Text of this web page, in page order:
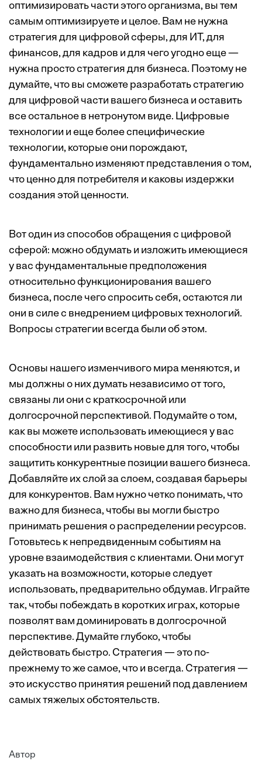
оптимизировать части этого организма, вы тем
самым оптимизируете и целое. Вам не нужна
стратегия для цифровой сферы, для ИТ, для
финансов, для кадров и для чего угодно еще —
нужна просто стратегия для бизнеса. Поэтому не
думайте, что вы сможете разработать стратегию
для цифровой части вашего бизнеса и оставить
все остальное в нетронутом виде. Цифровые
технологии и еще более специфические
технологии, которые они порождают,
фундаментально изменяют представления о том,
что ценно для потребителя и каковы издержки
создания этой ценности.
Вот один из способов обращения с цифровой
сферой: можно обдумать и изложить имеющиеся
у вас фундаментальные предположения
относительно функционирования вашего
бизнеса, после чего спросить себя, остаются ли
они в силе с внедрением цифровых технологий.
Вопросы стратегии всегда были об этом.
Основы нашего изменчивого мира меняются, и
мы должны о них думать независимо от того,
связаны ли они с краткосрочной или
долгосрочной перспективой. Подумайте о том,
как вы можете использовать имеющиеся у вас
способности или развить новые для того, чтобы
защитить конкурентные позиции вашего бизнеса.
Добавляйте их слой за слоем, создавая барьеры
для конкурентов. Вам нужно четко понимать, что
важно для бизнеса, чтобы вы могли быстро
принимать решения о распределении ресурсов.
Готовьтесь к непредвиденным событиям на
уровне взаимодействия с клиентами. Они могут
указать на возможности, которые следует
использовать, предварительно обдумав. Играйте
так, чтобы побеждать в коротких играх, которые
позволят вам доминировать в долгосрочной
перспективе. Думайте глубоко, чтобы
действовать быстро. Стратегия — это по-
прежнему то же самое, что и всегда. Стратегия —
это искусство принятия решений под давлением
самых тяжелых обстоятельств.
Автор